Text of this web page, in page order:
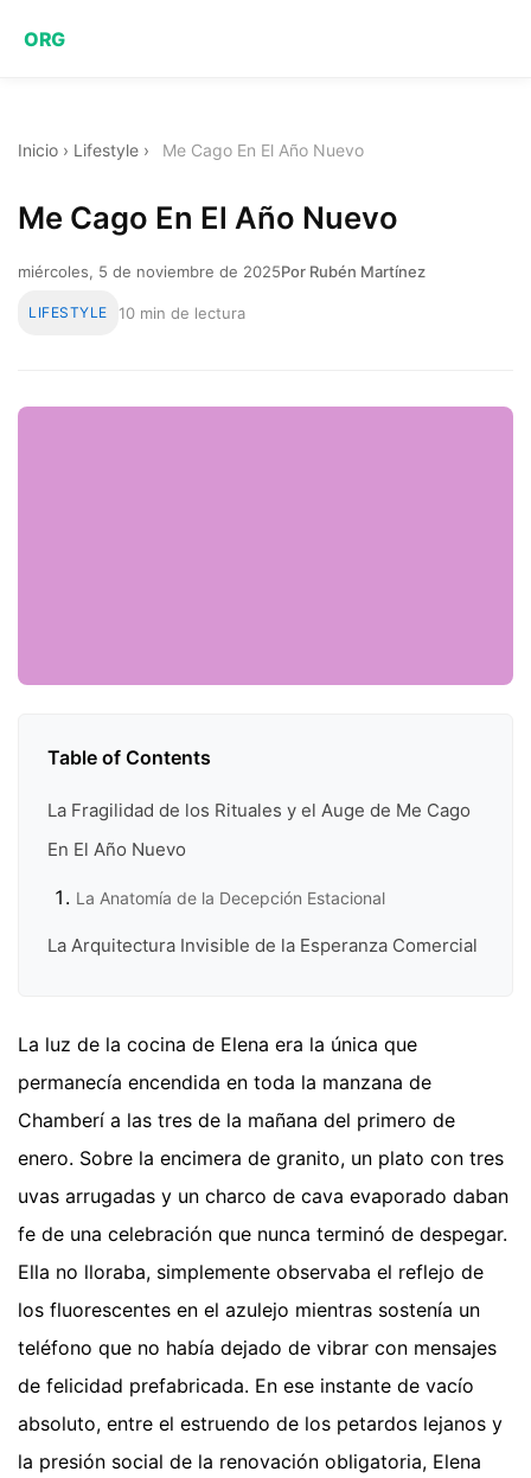
ORG
Inicio › Lifestyle › Me Cago En El Año Nuevo
Me Cago En El Año Nuevo
miércoles, 5 de noviembre de 2025Por Rubén Martínez
LIFESTYLE 10 min de lectura
Table of Contents
La Fragilidad de los Rituales y el Auge de Me Cago
En El Año Nuevo
La Anatomía de la Decepción Estacional
La Arquitectura Invisible de la Esperanza Comercial
La luz de la cocina de Elena era la única que
permanecía encendida en toda la manzana de
Chamberí a las tres de la mañana del primero de
enero. Sobre la encimera de granito, un plato con tres
uvas arrugadas y un charco de cava evaporado daban
fe de una celebración que nunca terminó de despegar.
Ella no lloraba, simplemente observaba el reflejo de
los fluorescentes en el azulejo mientras sostenía un
teléfono que no había dejado de vibrar con mensajes
de felicidad prefabricada. En ese instante de vacío
absoluto, entre el estruendo de los petardos lejanos y
la presión social de la renovación obligatoria, Elena